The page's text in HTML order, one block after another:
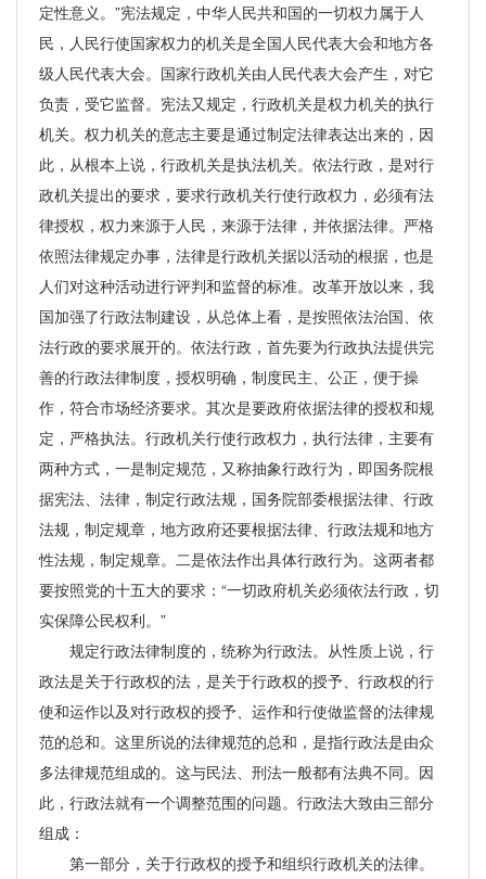
定性意义。”宪法规定，中华人民共和国的一切权力属于人
民，人民行使国家权力的机关是全国人民代表大会和地方各
级人民代表大会。国家行政机关由人民代表大会产生，对它
负责，受它监督。宪法又规定，行政机关是权力机关的执行
机关。权力机关的意志主要是通过制定法律表达出来的，因
此，从根本上说，行政机关是执法机关。依法行政，是对行
政机关提出的要求，要求行政机关行使行政权力，必须有法
律授权，权力来源于人民，来源于法律，并依据法律。严格
依照法律规定办事，法律是行政机关据以活动的根据，也是
人们对这种活动进行评判和监督的标准。改革开放以来，我
国加强了行政法制建设，从总体上看，是按照依法治国、依
法行政的要求展开的。依法行政，首先要为行政执法提供完
善的行政法律制度，授权明确，制度民主、公正，便于操
作，符合市场经济要求。其次是要政府依据法律的授权和规
定，严格执法。行政机关行使行政权力，执行法律，主要有
两种方式，一是制定规范，又称抽象行政行为，即国务院根
据宪法、法律，制定行政法规，国务院部委根据法律、行政
法规，制定规章，地方政府还要根据法律、行政法规和地方
性法规，制定规章。二是依法作出具体行政行为。这两者都
要按照党的十五大的要求：“一切政府机关必须依法行政，切
实保障公民权利。”
规定行政法律制度的，统称为行政法。从性质上说，行
政法是关于行政权的法，是关于行政权的授予、行政权的行
使和运作以及对行政权的授予、运作和行使做监督的法律规
范的总和。这里所说的法律规范的总和，是指行政法是由众
多法律规范组成的。这与民法、刑法一般都有法典不同。因
此，行政法就有一个调整范围的问题。行政法大致由三部分
组成：
第一部分，关于行政权的授予和组织行政机关的法律。